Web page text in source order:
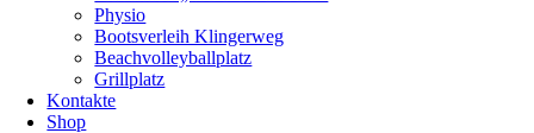
Physio
Bootsverleih Klingerweg
Beachvolleyballplatz
Grillplatz
Kontakte
Shop